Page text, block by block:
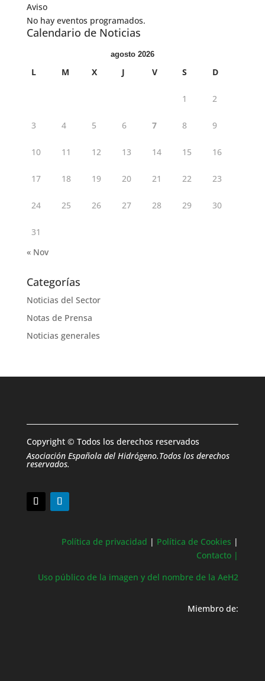
Aviso
No hay eventos programados.
Calendario de Noticias
agosto 2026
L M X J V S D
1 2
3 4 5 6 7 8 9
10 11 12 13 14 15 16
17 18 19 20 21 22 23
24 25 26 27 28 29 30
31
« Nov
Categorías
Noticias del Sector
Notas de Prensa
Noticias generales
Copyright © Todos los derechos reservados
Asociación Española del Hidrógeno.Todos los derechos
reservados.
Política de privacidad | Política de Cookies |
Contacto |
Uso público de la imagen y del nombre de la AeH2
Miembro de: